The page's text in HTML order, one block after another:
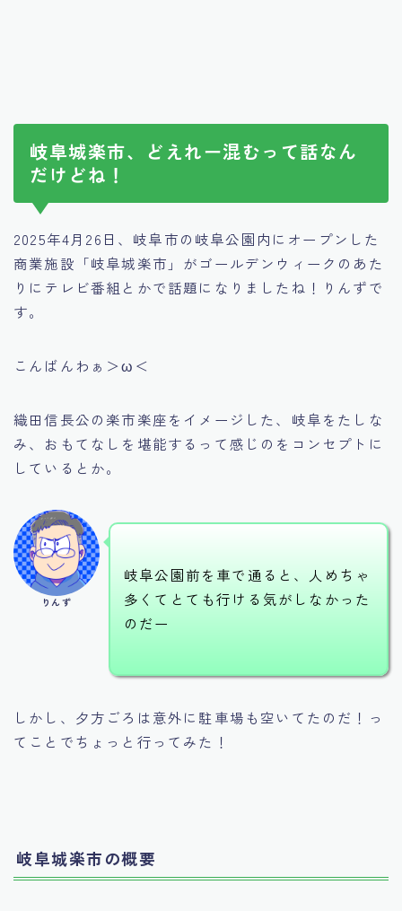
岐阜城楽市、どえれー混むって話なん
だけどね！
2025年4月26日、岐阜市の岐阜公園内にオープンした
商業施設「岐阜城楽市」がゴールデンウィークのあた
りにテレビ番組とかで話題になりましたね！りんずで
す。
こんばんわぁ＞ω＜
織田信長公の楽市楽座をイメージした、岐阜をたしな
み、おもてなしを堪能するって感じのをコンセプトに
しているとか。
りんず
岐阜公園前を車で通ると、人めちゃ
多くてとても行ける気がしなかった
のだー
しかし、夕方ごろは意外に駐車場も空いてたのだ！っ
てことでちょっと行ってみた！
岐阜城楽市の概要